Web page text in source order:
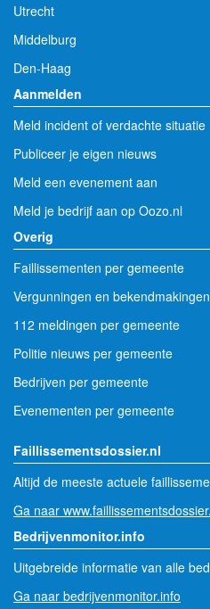
Utrecht
Middelburg
Den-Haag
Aanmelden
Meld incident of verdachte situatie
Publiceer je eigen nieuws
Meld een evenement aan
Meld je bedrijf aan op Oozo.nl
Overig
Faillissementen per gemeente
Vergunningen en
112 meldingen per gemeente
Politie nieuws per gemeente
Bedrijven per gemeente
Evenementen per gemeente
Faillissementsdossier.nl
Altijd de meeste actuele
Ga naar
Bedrijvenmonitor.info
Uitgebreide informatie van alle
Ga naar bedrijvenmonitor.info